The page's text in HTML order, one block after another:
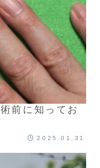
前に知ってお
2025.01.31